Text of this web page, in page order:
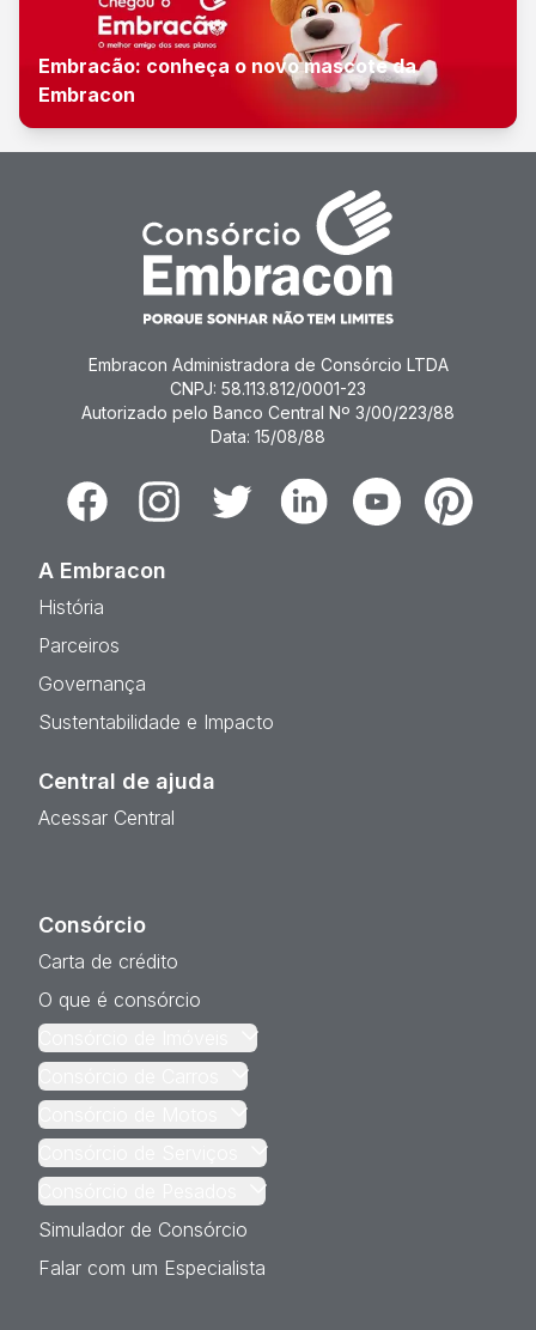
Embracão: conheça o novo mascote da
Embracon
Embracon Administradora de Consórcio LTDA
CNPJ: 58.113.812/0001-23
Autorizado pelo Banco Central Nº 3/00/223/88
Data: 15/08/88
FacebookInstagramTwitter LinkedinYoutubePinterest
A Embracon
História
Parceiros
Governança
Sustentabilidade e Impacto
Central de ajuda
Acessar Central
Consórcio
Carta de crédito
O que é consórcio
Simulador de Consórcio
Falar com um Especialista